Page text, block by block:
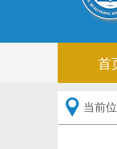
首
当前